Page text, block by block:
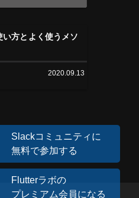
Slackコミュニティに
無料で参加する
Flutterラボの
プレミアム会員になる
い方とよく使うメソ
2020.09.13